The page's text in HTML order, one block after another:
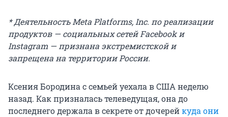
* Деятельность Meta Platforms, Inc. по реализации
продуктов — социальных сетей Facebook и
Instagram — признана экстремистской и
запрещена на территории России.
Ксения Бородина с семьей уехала в США неделю
назад. Как призналась телеведущая, она до
последнего держала в секрете от дочерейкуда они